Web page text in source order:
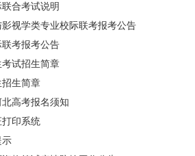
合考试说明
视学类专业校际联考报考公告
考报考公告
试招生简章
生简章
高考报名须知
印系统
示